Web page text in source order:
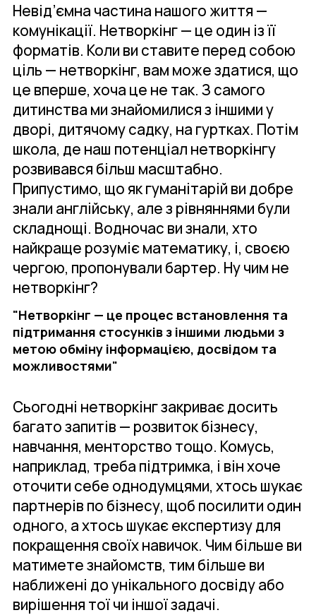
Невід’ємна частина нашого життя —
комунікації. Нетворкінг — це один із її
форматів. Коли ви ставите перед собою
ціль — нетворкінг, вам може здатися, що
це вперше, хоча це не так. З самого
дитинства ми знайомилися з іншими у
дворі, дитячому садку, на гуртках. Потім
школа, де наш потенціал нетворкінгу
розвивався більш масштабно.
Припустимо, що як гуманітарій ви добре
знали англійську, але з рівняннями були
складнощі. Водночас ви знали, хто
найкраще розуміє математику, і, своєю
чергою, пропонували бартер. Ну чим не
нетворкінг?
"Нетворкінг — це процес встановлення та
підтримання стосунків з іншими людьми з
метою обміну інформацією, досвідом та
можливостями"
Сьогодні нетворкінг закриває досить
багато запитів — розвиток бізнесу,
навчання, менторство тощо. Комусь,
наприклад, треба підтримка, і він хоче
оточити себе однодумцями, хтось шукає
партнерів по бізнесу, щоб посилити один
одного, а хтось шукає експертизу для
покращення своїх навичок. Чим більше ви
матимете знайомств, тим більше ви
наближені до унікального досвіду або
вирішення тої чи іншої задачі.